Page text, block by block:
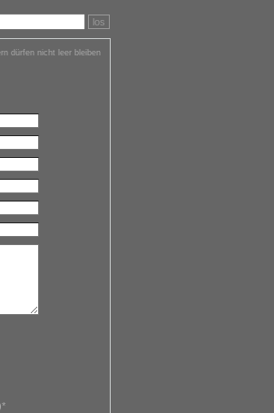
los
dürfen nicht leer bleiben